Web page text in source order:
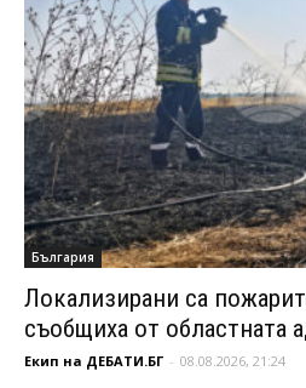
България
Локализирани са
съобщиха от областната
Екип на ДЕБАТИ.БГ - 08.08.2026, 21:24